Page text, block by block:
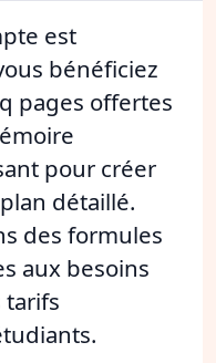
est
bénéficiez
pages offertes
pour créer
détaillé.
des formules
aux besoins
tarifs